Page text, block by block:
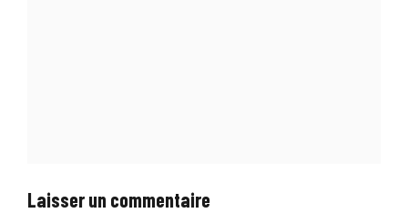
Laisser un commentaire